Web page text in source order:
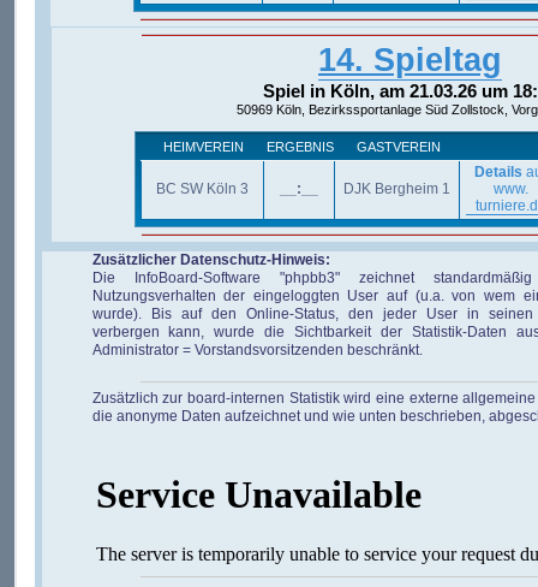
14. Spieltag
Spiel in Köln, am 21.03.26 um
50969 Köln, Bezirkssportanlage Süd Zollstock,
HEIMVEREIN ERGEBNIS GASTVEREIN
BC SW Köln 3 __:__ DJK Bergheim 1
Details
www.
Zusätzlicher Datenschutz-Hinweis:
Die InfoBoard-Software "phpbb3" zeichnet
Nutzungsverhalten der eingeloggten User auf (u.a. von wem
wurde). Bis auf den Online-Status, den jeder User in seinen
verbergen kann, wurde die Sichtbarkeit der Statistik-Daten
Administrator = Vorstandsvorsitzenden beschränkt.
Zusätzlich zur board-internen Statistik wird eine externe
die anonyme Daten aufzeichnet und wie unten beschrieben,